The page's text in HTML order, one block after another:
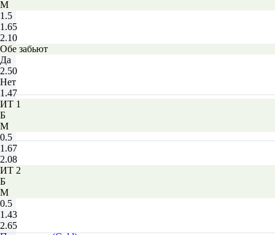
М
1.5
1.65
2.10
Обе забьют
Да
2.50
Нет
1.47
ИТ 1
Б
М
0.5
1.67
2.08
ИТ 2
Б
М
0.5
1.43
2.65